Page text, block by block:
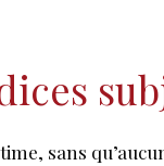
sans